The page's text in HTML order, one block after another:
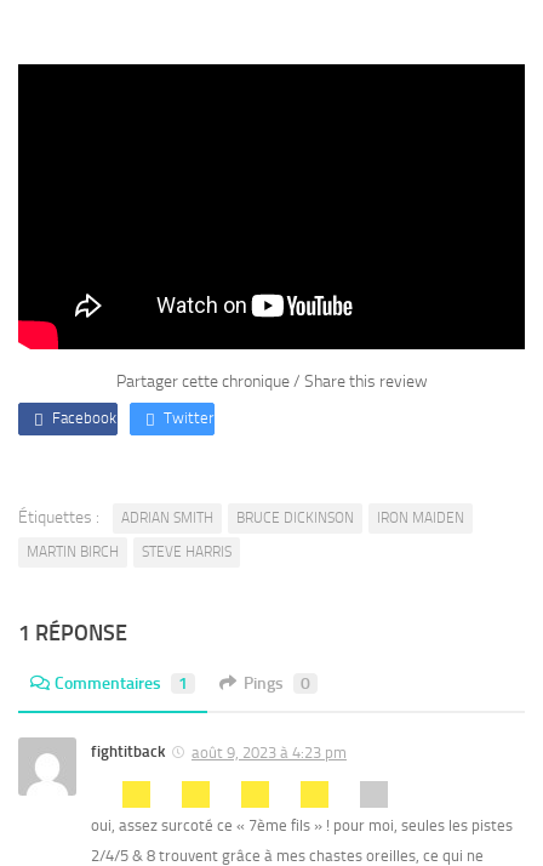
Partager cette chronique / Share this review
Facebook Twitter
Étiquettes : ADRIAN SMITH BRUCE DICKINSON
IRON MAIDEN
MARTIN BIRCH
STEVE HARRIS
1 RÉPONSE
Commentaires 1 Pings 0
fightitback août 9, 2023 à 4:23 pm
oui, assez surcoté ce « 7ème fils » ! pour moi, seules les pistes
2/4/5 & 8 trouvent grâce à mes chastes oreilles, ce qui ne